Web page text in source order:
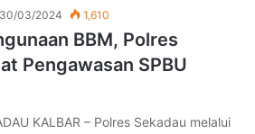
30/03/2024 1,610
BBM, Polres
Pengawasan SPBU
KALBAR – Polres Sekadau melalui